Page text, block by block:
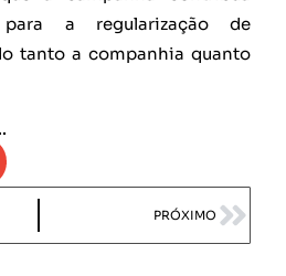
para a regularização de
tanto a companhia quanto
PRÓXIMO